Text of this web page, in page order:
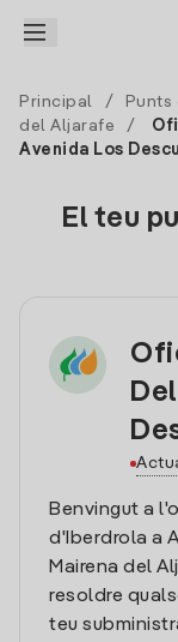
Principal /
del Aljarafe
/
Avenida Los
El teu
Benvingut a
d'Iberdrola a
Mairena del
resoldre
teu